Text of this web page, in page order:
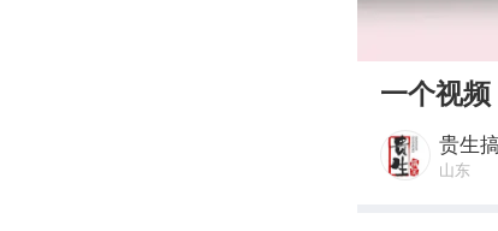
一个视
贵生
山东